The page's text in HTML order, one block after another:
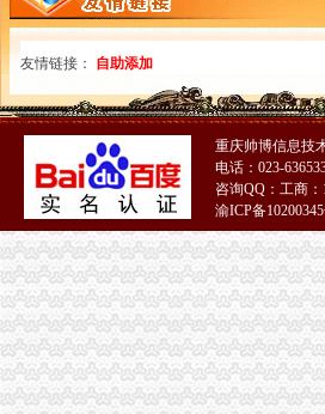
经开区局认真贯彻市重庆代办外贸公司局纪检
巫山局外贸公司注册资金四结合扎实开展个体
江津局重庆注册进出口公司积造注册窗口形象
沙坪坝局狠抓“四个环节”外贸公司注册着力推
开县局着力构建高效处理信访事项的外贸公司
丰都局围绕造新时期合格工商干部提出“十问
高新园分局采取三项措施杜绝“致银耳”外贸公
江津局严把“五关”重庆注册进出口公司加风廉
綦江局注册登记科获市“巾帼文明岗”外贸公司
市重庆注册外贸公司局召开全市工商系统赴
市外贸公司注册局召开全系统风廉政建设暨纪
市外贸公司注册局加快驰名商标推荐力度做
高新园分局重庆注册外贸公司四项举措提高政
奉节局外贸公司注册流程完善六项机制加红盾
市外贸公司注册条件局发布红盾示提醒市民谨
市局机关妇委会要求全体女职工认真学习讨
友情链接： 自助添加
重庆帅博信息技
电话：023-
咨询QQ：工商：
渝ICP备